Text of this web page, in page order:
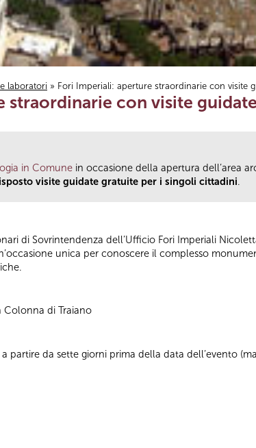
laboratori » Fori Imperiali: aperture straordinarie con visite
straordinarie con visite
in Comune in occasione della apertura dell’area
visite guidate gratuite per i singoli cittadini.
di Sovrintendenza dell’Ufficio Fori Imperiali
unica per conoscere il complesso
Colonna di Traiano
a partire da sette giorni prima della data dell’evento